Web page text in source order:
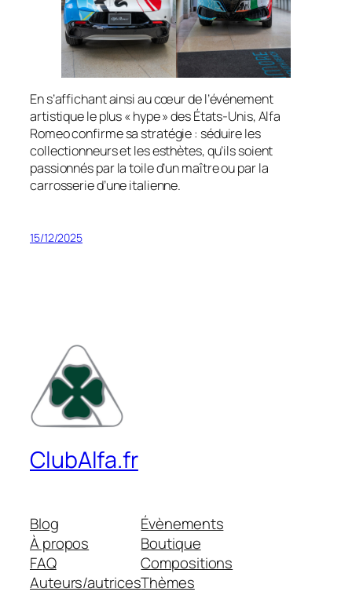
En s’affichant ainsi au cœur de l’événement
artistique le plus « hype » des États-Unis, Alfa
Romeo confirme sa stratégie : séduire les
collectionneurs et les esthètes, qu’ils soient
passionnés par la toile d’un maître ou par la
carrosserie d’une italienne.
15/12/2025
ClubAlfa.fr
Blog
À propos
FAQ
Auteurs/autrices
Évènements
Boutique
Compositions
Thèmes